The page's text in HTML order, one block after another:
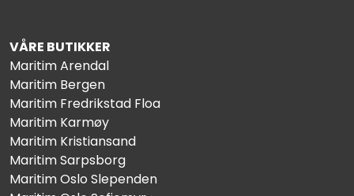
VÅRE BUTIKKER
Maritim Arendal
Maritim Bergen
Maritim Fredrikstad Floa
Maritim Karmøy
Maritim Kristiansand
Maritim Sarpsborg
Maritim Oslo Slependen